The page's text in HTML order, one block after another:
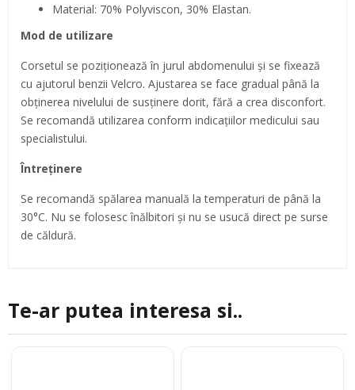
Material: 70% Polyviscon, 30% Elastan.
Mod de utilizare
Corsetul se poziționează în jurul abdomenului și se fixează
cu ajutorul benzii Velcro. Ajustarea se face gradual până la
obținerea nivelului de susținere dorit, fără a crea disconfort.
Se recomandă utilizarea conform indicațiilor medicului sau
specialistului.
Întreținere
Se recomandă spălarea manuală la temperaturi de până la
30°C. Nu se folosesc înălbitori și nu se usucă direct pe surse
de căldură.
Te-ar putea interesa si..